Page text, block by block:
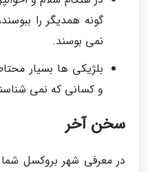
گونه همدیگر را
نمی بوسند.
بلژیکی ها بسیار
و کسانی که نمی
سخن آخر
در معرفی شهر بروکسل